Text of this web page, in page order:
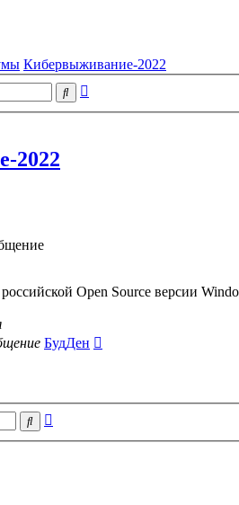
Кибервыживание-2022
Поиск
2022
Open Source версии
БудДен
Поиск